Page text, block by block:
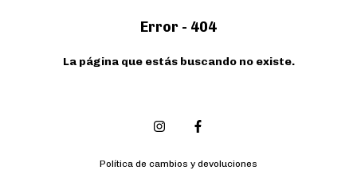
Error - 404
La página que estás buscando no existe.
Política de cambios y devoluciones